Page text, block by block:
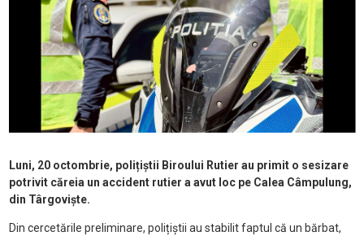
Luni, 20 octombrie, polițiștii Biroului Rutier au primit o sesizare
potrivit căreia un accident rutier a avut loc pe Calea Câmpulung,
din Târgoviște.
Din cercetările preliminare, polițiștii au stabilit faptul că un bărbat,